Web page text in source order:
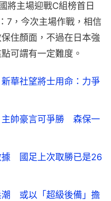
將主場迎戰C組榜首日
7，今次主場作戰，相信
住顏面，不過在日本強
可謂有一定難度。
華社望將士用命：力爭
帥豪言可爭勝 森保一
據 國足上次取勝已是26
潮 或以「超級後備」擔